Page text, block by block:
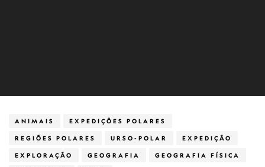
ANIMAIS EXPEDIÇÕES POLARES
REGIÕES POLARES URSO-POLAR EXPEDIÇÃO
EXPLORAÇÃO GEOGRAFIA GEOGRAFIA FÍSICA